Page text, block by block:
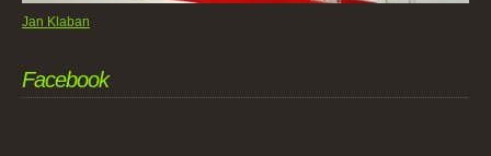
Jan Klaban
Facebook